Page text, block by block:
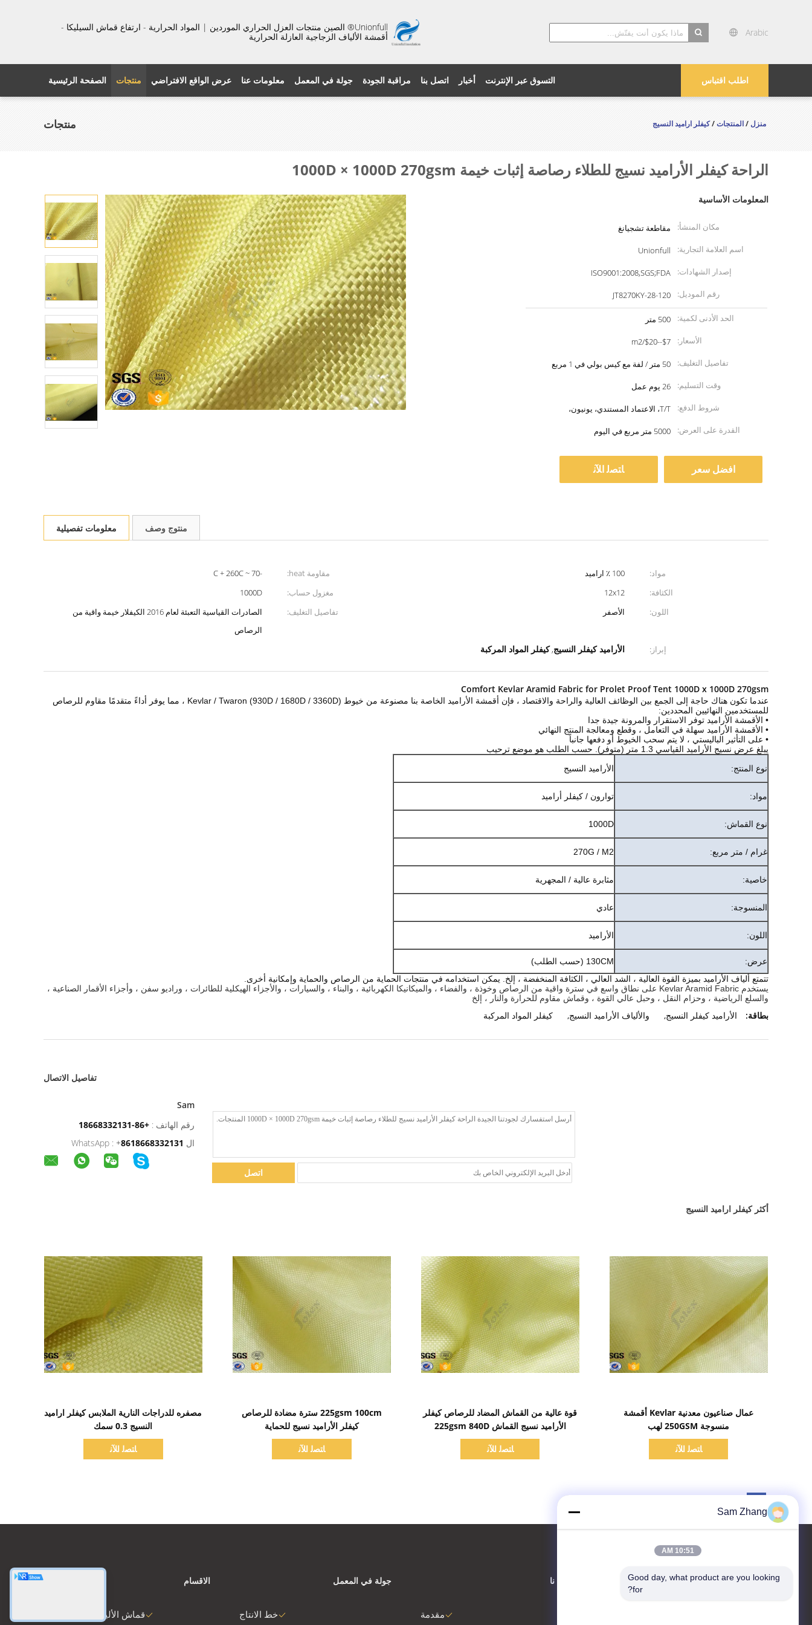
Unionfull® الصين منتجات العزل الحراري الموردين | المواد الحرارية - ارتفاع قماش السيليكا -
أقمشة الألياف الزجاجية العازلة الحرارية
Arabic
اطلب اقتباس الصفحة الرئيسية منتجات عرض الواقع الافتراضي معلومات عنا جولة في المعمل مراقبة الجودة اتصل بنا أخبار التسوق عبر الإنترنت
منتجات منزل/المنتجات/كيفلر اراميد النسيج
الراحة كيفلر الأراميد نسيج للطلاء رصاصة إثبات خيمة 1000D × 1000D 270gsm
المعلومات الأساسية
مكان المنشأ:
مقاطعة تشجيانغ
اسم العلامة التجارية:
Unionfull
إصدار الشهادات:
ISO9001:2008,SGS;FDA
رقم الموديل:
JT8270KY-28-120
الحد الأدنى لكمية:
500 متر
الأسعار:
$7--$20/m2
تفاصيل التغليف:
50 متر / لفة مع كيس بولي في 1 مربع
وقت التسليم:
26 يوم عمل
شروط الدفع:
T/T، الاعتماد المستندي، يونيون،
القدرة على العرض:
5000 متر مربع في اليوم
افضل سعر ﺎﺘﺼﻟ ﺍﻶﻧ
معلومات تفصيلية منتوج وصف
مواد: 100 ٪ اراميد مقاومة heat:
-70 ~ C + 260C
الكثافة:
12x12 مغزول حساب:
1000D
اللون:
الأصفر تفاصيل التغليف:
الصادرات القياسية التعبئة لعام 2016 الكيفلار خيمة واقية من
الرصاص
إبراز:
الأراميد كيفلر النسيج,كيفلر المواد المركبة
Comfort Kevlar Aramid Fabric for Prolet Proof Tent 1000D x 1000D 270gsm
عندما تكون هناك حاجة إلى الجمع بين الوظائف العالية والراحة والاقتصاد ، فإن أقمشة الأراميد الخاصة بنا مصنوعة من خيوط Kevlar / Twaron (930D / 1680D / 3360D) ، مما يوفر أداءً متقدمًا مقاوم للرصاص
للمستخدمين النهائيين المحددين:
• الأقمشة الأراميد توفر الاستقرار والمرونة جيدة جدا
• الأقمشة الأراميد سهلة في التعامل ، وقطع ومعالجة المنتج النهائي
• على التأثير الباليستي ، لا يتم سحب الخيوط أو دفعها جانباً
يبلغ عرض نسيج الأراميد القياسي 1.3 متر (متوفر).
حسب الطلب هو موضع ترحيب
نوع المنتج:
الأراميد النسيج
مواد: توارون / كيفلر أراميد
نوع القماش: 1000D
غرام / متر مربع: 270G / M2
خاصية: مثابرة عالية / المجهرية
المنسوجة: عادي
اللون: الأراميد
عرض:
130CM (حسب الطلب)
تتمتع ألياف الأراميد بميزة القوة العالية ، الشد العالي ، الكثافة المنخفضة ، إلخ. يمكن استخدامه في منتجات الحماية من الرصاص والحماية وإمكانية أخرى.
يستخدم Kevlar Aramid Fabric على نطاق واسع في سترة واقية من الرصاص وخوذة ، والفضاء ، والميكانيكا الكهربائية ، والبناء ، والسيارات ، والأجزاء الهيكلية للطائرات ، وراديو سفن ، وأجزاء الأقمار الصناعية ،
والسلع الرياضية ، وحزام النقل ، وحبل عالي القوة ، وقماش مقاوم للحرارة والنار ، إلخ
بطاقة: الأراميد كيفلر النسيج, والألياف الأراميد النسيج, كيفلر المواد المركبة
تفاصيل الاتصال
Sam
رقم الهاتف : +86-18668332131
ال WhatsApp :
+8618668332131
اتصل
أكثر كيفلر اراميد النسيج
مصفره للدراجات النارية الملابس كيفلر اراميد
النسيج 0.3 سمك
ﺎﺘﺼﻟ ﺍﻶﻧ
225gsm 100cm سترة مضادة للرصاص
كيفلر الأراميد نسيج للحماية
ﺎﺘﺼﻟ ﺍﻶﻧ
قوة عالية من القماش المضاد للرصاص كيفلر
الأراميد نسيج القماش 225gsm 840D
ﺎﺘﺼﻟ ﺍﻶﻧ
عمال صناعيون معدنية Kevlar أقمشة
منسوجة 250GSM لهب
ﺎﺘﺼﻟ ﺍﻶﻧ
الاقسام
قماش الألياف الزجاجية
جولة في المعمل
خط الانتاج
حول نا
مقدمة
اتصل بنا
Sam Zhang
10:51 AM
Good day, what product are you looking
for?